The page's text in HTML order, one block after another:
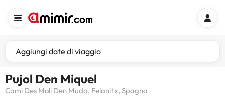
Aggiungi date di viaggio
Pujol Den Miquel
Cami Des Moli Den Muda, Felanitx, Spagna